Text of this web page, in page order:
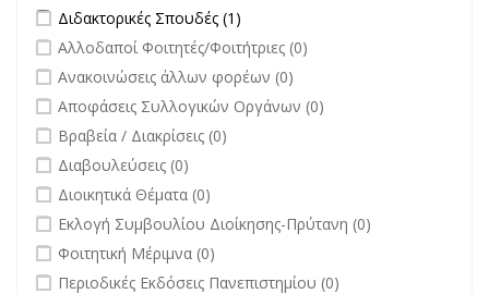
Apply Διδακτορικές Σπουδές filter
Διδακτορικές Σπουδές (1)
undefined
Αλλοδαποί Φοιτητές/Φοιτήτριες (0)
undefined
Ανακοινώσεις άλλων φορέων (0)
undefined
Αποφάσεις Συλλογικών Οργάνων (0)
undefined
Βραβεία / Διακρίσεις (0)
undefined
Διαβουλεύσεις (0)
undefined
Διοικητικά Θέματα (0)
undefined
Εκλογή Συμβουλίου Διοίκησης-Πρύτανη (0)
undefined
Φοιτητική Μέριμνα (0)
undefined
Περιοδικές Εκδόσεις Πανεπιστημίου (0)